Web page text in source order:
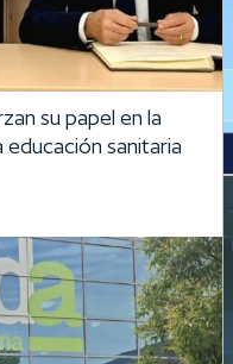
su papel en la
sanitaria